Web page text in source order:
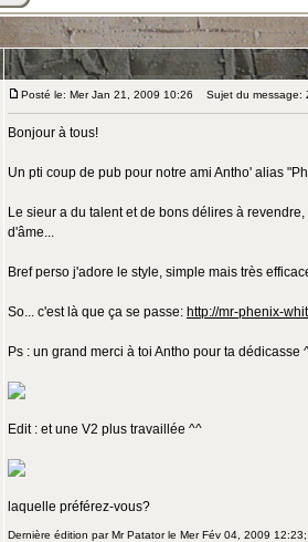
Posté le: Mer Jan 21, 2009 10:26 Sujet du message:
Bonjour à tous!
Un pti coup de pub pour notre ami Antho' alias
Le sieur a du talent et de bons délires à
d'âme...
Bref perso j'adore le style, simple mais très
So... c'est là que ça se passe: http://mr-phenix-
Ps : un grand merci à toi Antho pour ta dédicasse
Edit : et une V2 plus travaillée ^^
laquelle préférez-vous?
Dernière édition par Mr Patator le Mer Fév 04, 2009